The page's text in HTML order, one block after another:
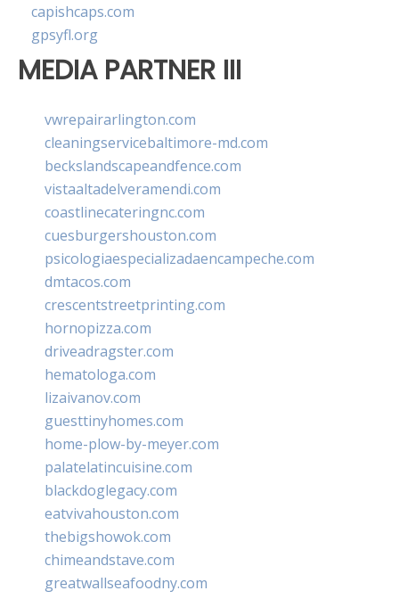
capishcaps.com
gpsyfl.org
MEDIA PARTNER III
vwrepairarlington.com
cleaningservicebaltimore-md.com
beckslandscapeandfence.com
vistaaltadelveramendi.com
coastlinecateringnc.com
cuesburgershouston.com
psicologiaespecializadaencampeche.com
dmtacos.com
crescentstreetprinting.com
hornopizza.com
driveadragster.com
hematologa.com
lizaivanov.com
guesttinyhomes.com
home-plow-by-meyer.com
palatelatincuisine.com
blackdoglegacy.com
eatvivahouston.com
thebigshowok.com
chimeandstave.com
greatwallseafoodny.com